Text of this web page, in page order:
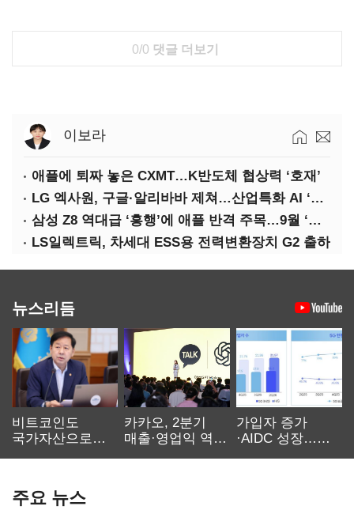
0/0 댓글 더보기
이보라
애플에 퇴짜 놓은 CXMT…K반도체 협상력 ‘호재’
LG 엑사원, 구글·알리바바 제쳐…산업특화 AI ‘속도’
삼성 Z8 역대급 ‘흥행’에 애플 반격 주목…9월 ‘폴더블 대전’
LS일렉트릭, 차세대 ESS용 전력변환장치 G2 출하
뉴스리듬
비트코인도
국가자산으로…'
카카오, 2분기
매출·영업익 역대
가입자 증가
·AIDC 성장…
주요 뉴스